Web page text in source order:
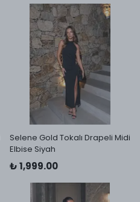
Selene Gold Tokalı Drapeli Midi
Elbise Siyah
₺ 1,999.00